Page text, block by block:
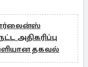
அதிகரிப்பு
தகவல்